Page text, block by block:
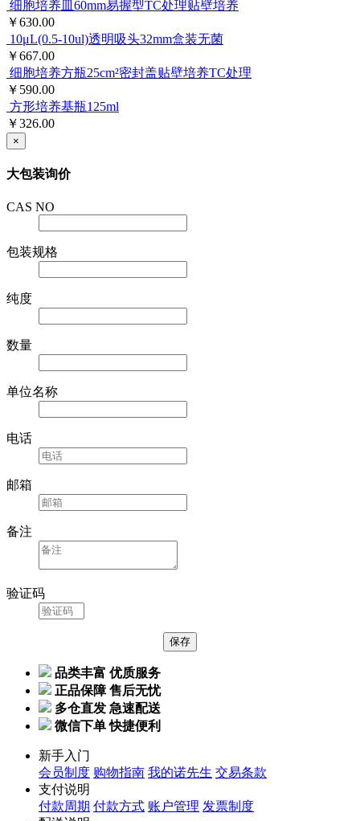
细胞培养皿60mm易握型TC处理贴壁培养
￥630.00
10μL(0.5-10ul)透明吸头32mm盒装无菌
￥667.00
细胞培养方瓶25cm²密封盖贴壁培养TC处理
￥590.00
方形培养基瓶125ml
￥326.00
×
大包装询价
CAS NO
包装规格
纯度
数量
单位名称
电话
邮箱
备注
验证码
品类丰富 优质服务
正品保障 售后无忧
多仓直发 急速配送
微信下单 快捷便利
新手入门
会员制度 购物指南 我的诺先生 交易条款
支付说明
付款周期 付款方式 账户管理 发票制度